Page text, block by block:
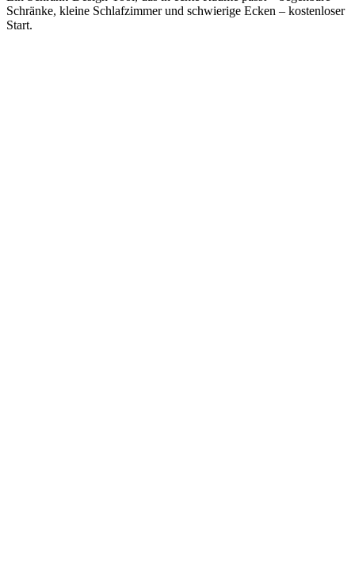
Schränke, kleine Schlafzimmer und schwierige Ecken – kostenloser
Start.